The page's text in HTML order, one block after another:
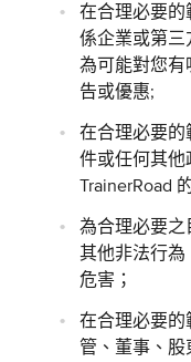
在合理必要的
係企業或第
為可能對您
告或優惠;
在合理必要
件或任何其
TrainerRoad
為合理必要
其他非法行
危害；
在合理必要的
管、董事、